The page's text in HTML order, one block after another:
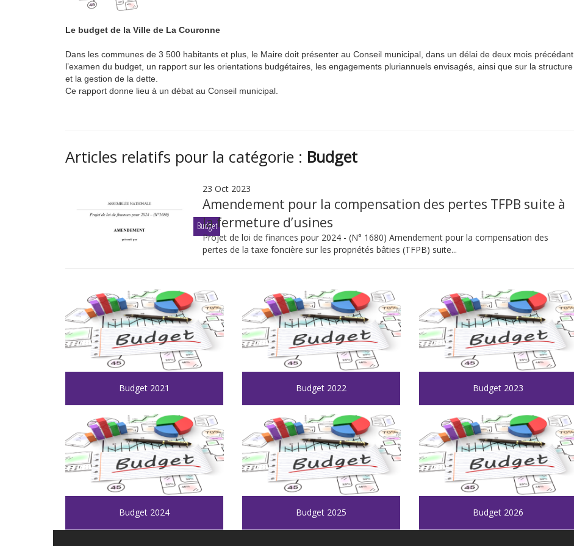
Le budget de la Ville de La Couronne
Dans les communes de 3 500 habitants et plus, le Maire doit présenter au Conseil municipal, dans un délai de deux mois précédant
l’examen du budget, un rapport sur les orientations budgétaires, les engagements pluriannuels envisagés, ainsi que sur la structure
et la gestion de la dette.
Ce rapport donne lieu à un débat au Conseil municipal.
Articles relatifs pour la catégorie : Budget
Budget
23 Oct 2023
Amendement pour la compensation des pertes TFPB suite à
la fermeture d’usines
Projet de loi de finances pour 2024 - (N° 1680) Amendement pour la compensation des
pertes de la taxe foncière sur les propriétés bâties (TFPB) suite...
Budget 2021 Budget 2022 Budget 2023
Budget 2024 Budget 2025 Budget 2026